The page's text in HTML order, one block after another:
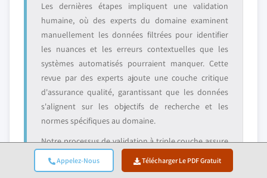
Appelez-Nous Télécharger Le PDF Gratuit
Les dernières étapes impliquent une validation
humaine, où des experts du domaine examinent
manuellement les données filtrées pour identifier
les nuances et les erreurs contextuelles que les
systèmes automatisés pourraient manquer. Cette
revue par des experts ajoute une couche critique
d'assurance qualité, garantissant que les données
s'alignent sur les objectifs de recherche et les
normes spécifiques au domaine.
Notre processus de validation à triple couche assure
une fiabilité maximale des données :
✓ Validation
✓ Validation par ✓ Vérification de